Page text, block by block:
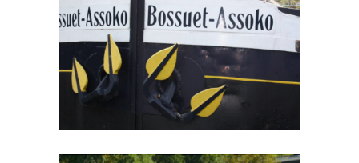
BOSSUET-ASSOKO
FREYCINET PARIS